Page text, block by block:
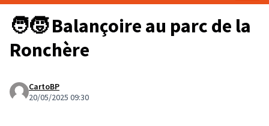
🧑‍🧒 Balançoire au parc de la
Ronchère
CartoBP
20/05/2025 09:30